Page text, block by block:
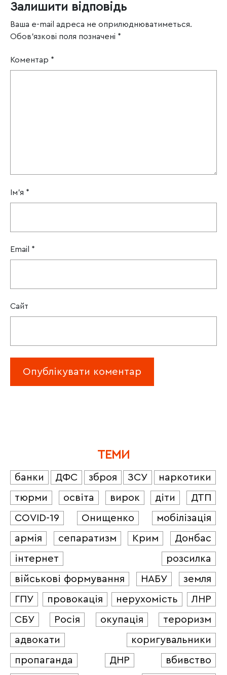
Залишити відповідь
Ваша e-mail адреса не оприлюднюватиметься.
Обов’язкові поля позначені *
Коментар *
Ім'я *
Email *
Сайт
ТЕМИ
банки ДФС зброя ЗСУ
наркотики
тюрми
освіта вирок діти
ДТП
COVID-19
Онищенко
мобілізація
армія
сепаратизм Крим
Донбас
інтернет
розсилка
військові формування
НАБУ
земля
ГПУ
провокація нерухомість
ЛНР
СБУ
Росія окупація
тероризм
адвокати
коригувальники
пропаганда
ДНР
вбивство